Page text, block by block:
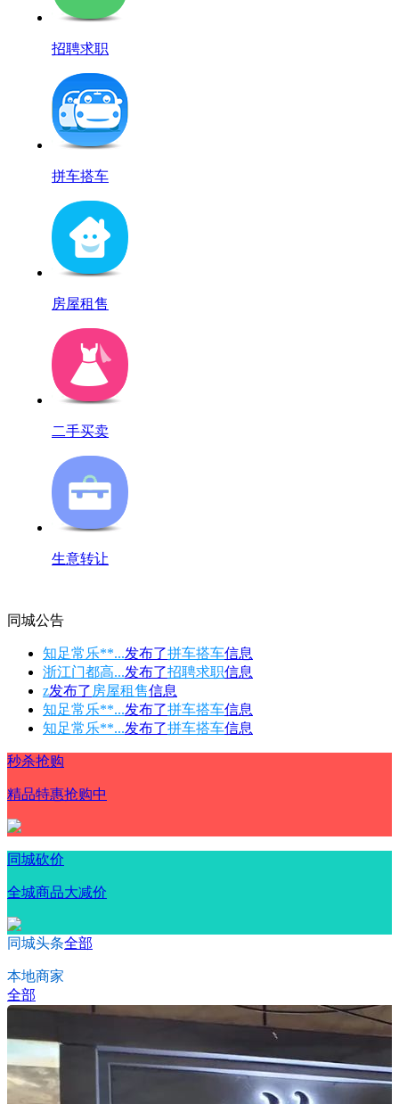
招聘求职
拼车搭车
房屋租售
二手买卖
生意转让
同城公告
知足常乐**...发布了拼车搭车信息
浙江门都高...发布了招聘求职信息
z发布了 房屋租售信息
知足常乐**...发布了拼车搭车信息
知足常乐**...发布了拼车搭车信息
秒杀抢购
精品特惠抢购中
同城砍价
全城商品大减价
同城头条全部
本地商家
全部